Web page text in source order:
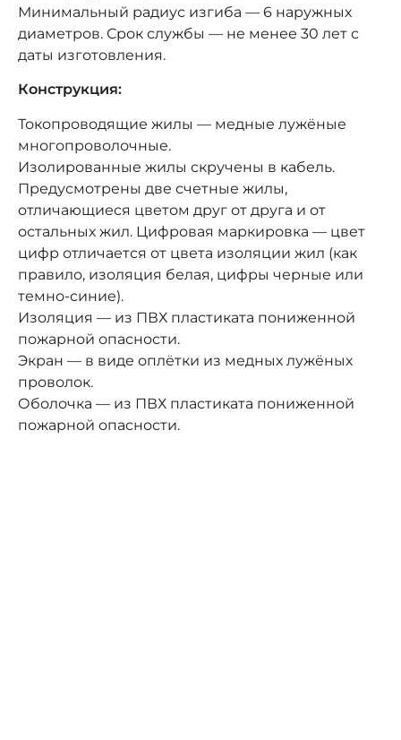
Минимальный радиус изгиба — 6 наружных
диаметров. Срок службы — не менее 30 лет с
даты изготовления.
Конструкция:
Токопроводящие жилы — медные лужёные
многопроволочные.
Изолированные жилы скручены в кабель.
Предусмотрены две счетные жилы,
отличающиеся цветом друг от друга и от
остальных жил. Цифровая маркировка — цвет
цифр отличается от цвета изоляции жил (как
правило, изоляция белая, цифры черные или
темно-синие).
Изоляция — из ПВХ пластиката пониженной
пожарной опасности.
Экран — в виде оплётки из медных лужёных
проволок.
Оболочка — из ПВХ пластиката пониженной
пожарной опасности.